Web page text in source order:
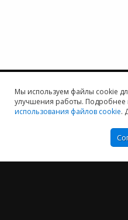
Мы используем файлы cookie
улучшения работы.
использования файлов cookie.
Мы хотим принести в Россию
заботимся о
Политика